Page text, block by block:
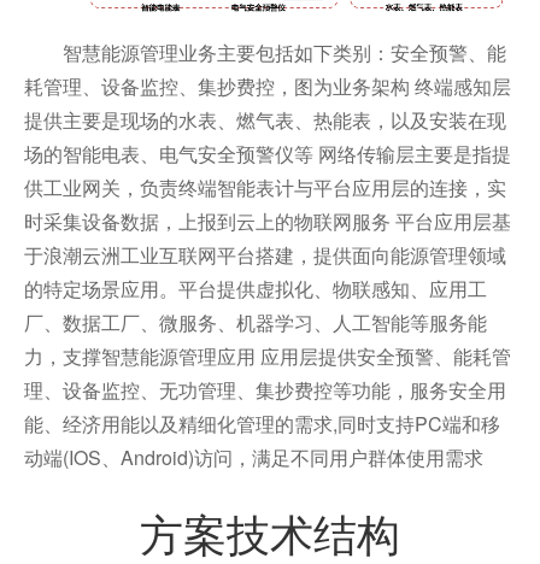
智慧能源管理业务主要包括如下类别：安全预警、能
耗管理、设备监控、集抄费控，图为业务架构 终端感知层
提供主要是现场的水表、燃气表、热能表，以及安装在现
场的智能电表、电气安全预警仪等 网络传输层主要是指提
供工业网关，负责终端智能表计与平台应用层的连接，实
时采集设备数据，上报到云上的物联网服务 平台应用层基
于浪潮云洲工业互联网平台搭建，提供面向能源管理领域
的特定场景应用。平台提供虚拟化、物联感知、应用工
厂、数据工厂、微服务、机器学习、人工智能等服务能
力，支撑智慧能源管理应用 应用层提供安全预警、能耗管
理、设备监控、无功管理、集抄费控等功能，服务安全用
能、经济用能以及精细化管理的需求,同时支持PC端和移
动端(IOS、Android)访问，满足不同用户群体使用需求
方案技术结构